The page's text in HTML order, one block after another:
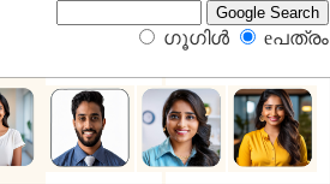
ഗൂഗിള്‍ eപത്രം‍